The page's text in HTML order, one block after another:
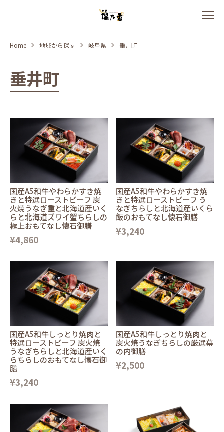
Home 地域から探す 岐阜県 垂井町
垂井町
国産A5和牛やわらかすき焼
きと特選ローストビーフ 炭
火焼うなぎ重と北海道産いく
らと北海道ズワイ蟹ちらしの
極上おもてなし懐石御膳
¥4,860
国産A5和牛やわらかすき焼
きと特選ローストビーフ う
なぎちらしと北海道産いくら
飯のおもてなし懐石御膳
¥3,240
国産A5和牛しっとり焼肉と
特選ローストビーフ 炭火焼
うなぎちらしと北海道産いく
らちらしのおもてなし懐石御
膳
¥3,240
国産A5和牛しっとり焼肉と
炭火焼うなぎちらしの厳選幕
の内御膳
¥2,500